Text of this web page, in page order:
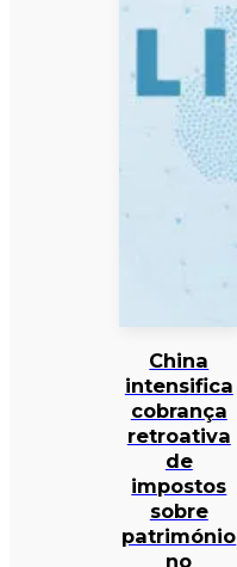
China
intensifica
cobrança
retroativa
de
impostos
sobre
património
no